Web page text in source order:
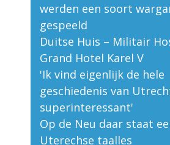
werden een soort
gespeeld
Duitse Huis – Militair
Grand Hotel Karel V
'Ik vind eigenlijk de hele
geschiedenis van
superinteressant'
Op de Neu daar staat
Uterechse taalles